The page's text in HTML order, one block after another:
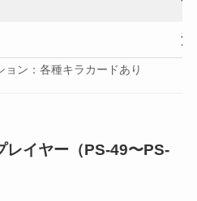
ン：各種キラカードあり
レイヤー（PS-49〜PS-